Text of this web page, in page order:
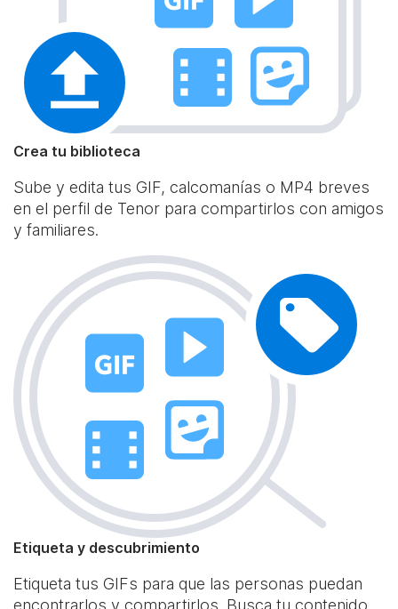
Crea tu biblioteca
Sube y edita tus GIF, calcomanías o MP4 breves
en el perfil de Tenor para compartirlos con amigos
y familiares.
Etiqueta y descubrimiento
Etiqueta tus GIFs para que las personas puedan
encontrarlos y compartirlos. Busca tu contenido